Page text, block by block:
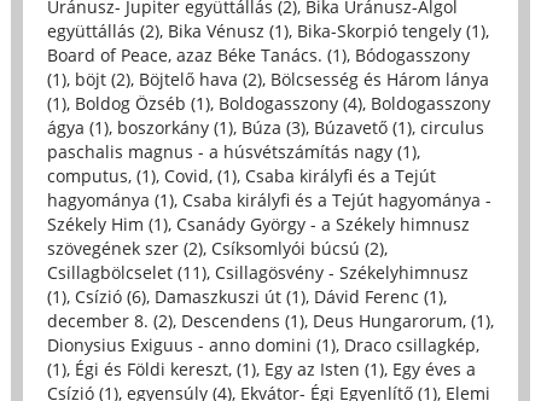
Uránusz- Jupiter együttállás (2), Bika Uránusz-Algol
együttállás (2), Bika Vénusz (1), Bika-Skorpió tengely (1),
Board of Peace, azaz Béke Tanács. (1), Bódogasszony
(1), böjt (2), Böjtelő hava (2), Bölcsesség és Három lánya
(1), Boldog Özséb (1), Boldogasszony (4), Boldogasszony
ágya (1), boszorkány (1), Búza (3), Búzavető (1), circulus
paschalis magnus - a húsvétszámítás nagy (1),
computus, (1), Covid, (1), Csaba királyfi és a Tejút
hagyománya (1), Csaba királyfi és a Tejút hagyománya -
Székely Him (1), Csanády György - a Székely himnusz
szövegének szer (2), Csíksomlyói búcsú (2),
Csillagbölcselet (11), Csillagösvény - Székelyhimnusz
(1), Csízió (6), Damaszkuszi út (1), Dávid Ferenc (1),
december 8. (2), Descendens (1), Deus Hungarorum, (1),
Dionysius Exiguus - anno domini (1), Draco csillagkép,
(1), Égi és Földi kereszt, (1), Egy az Isten (1), Egy éves a
Csízió (1), egyensúly (4), Ekvátor- Égi Egyenlítő (1), Elemi